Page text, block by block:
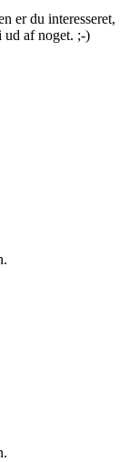
er du interesseret,
ud af noget. ;-)